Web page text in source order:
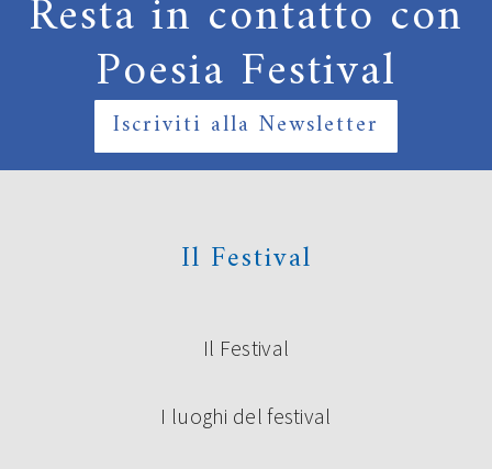
Resta in contatto con
Poesia Festival
Iscriviti alla Newsletter
Il Festival
Il Festival
I luoghi del festival